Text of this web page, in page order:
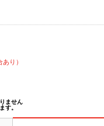
り）
ません
す。